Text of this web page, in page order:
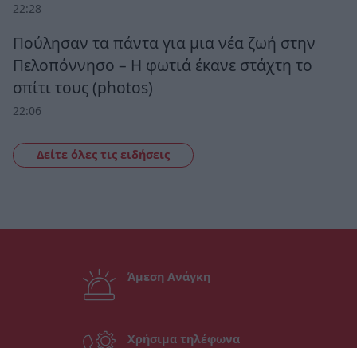
22:28
Πούλησαν τα πάντα για μια νέα ζωή στην
Πελοπόννησο – Η φωτιά έκανε στάχτη το
σπίτι τους (photos)
22:06
Δείτε όλες τις ειδήσεις
Άμεση Ανάγκη
Χρήσιμα τηλέφωνα